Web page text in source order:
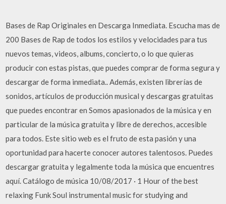
Bases de Rap Originales en Descarga Inmediata. Escucha mas de
200 Bases de Rap de todos los estilos y velocidades para tus
nuevos temas, videos, albums, concierto, o lo que quieras
producir con estas pistas, que puedes comprar de forma segura y
descargar de forma inmediata.. Además, existen librerías de
sonidos, artículos de producción musical y descargas gratuitas
que puedes encontrar en Somos apasionados de la música y en
particular de la música gratuita y libre de derechos, accesible
para todos. Este sitio web es el fruto de esta pasión y una
oportunidad para hacerte conocer autores talentosos. Puedes
descargar gratuita y legalmente toda la música que encuentres
aquí. Catálogo de música 10/08/2017 · 1 Hour of the best
relaxing Funk Soul instrumental music for studying and